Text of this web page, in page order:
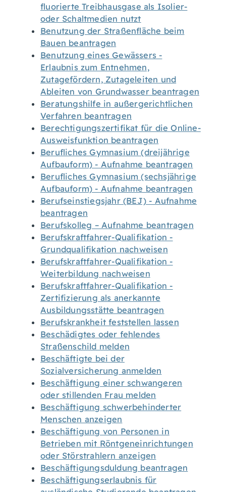
fluorierte Treibhausgase als Isolier-
oder Schaltmedien nutzt
Benutzung der Straßenfläche beim
Bauen beantragen
Benutzung eines Gewässers -
Erlaubnis zum Entnehmen,
Zutagefördern, Zutageleiten und
Ableiten von Grundwasser beantragen
Beratungshilfe in außergerichtlichen
Verfahren beantragen
Berechtigungszertifikat für die Online-
Ausweisfunktion beantragen
Berufliches Gymnasium (dreijährige
Aufbauform) - Aufnahme beantragen
Berufliches Gymnasium (sechsjährige
Aufbauform) - Aufnahme beantragen
Berufseinstiegsjahr (BEJ) - Aufnahme
beantragen
Berufskolleg – Aufnahme beantragen
Berufskraftfahrer-Qualifikation -
Grundqualifikation nachweisen
Berufskraftfahrer-Qualifikation -
Weiterbildung nachweisen
Berufskraftfahrer-Qualifikation -
Zertifizierung als anerkannte
Ausbildungsstätte beantragen
Berufskrankheit feststellen lassen
Beschädigtes oder fehlendes
Straßenschild melden
Beschäftigte bei der
Sozialversicherung anmelden
Beschäftigung einer schwangeren
oder stillenden Frau melden
Beschäftigung schwerbehinderter
Menschen anzeigen
Beschäftigung von Personen in
Betrieben mit Röntgeneinrichtungen
oder Störstrahlern anzeigen
Beschäftigungsduldung beantragen
Beschäftigungserlaubnis für